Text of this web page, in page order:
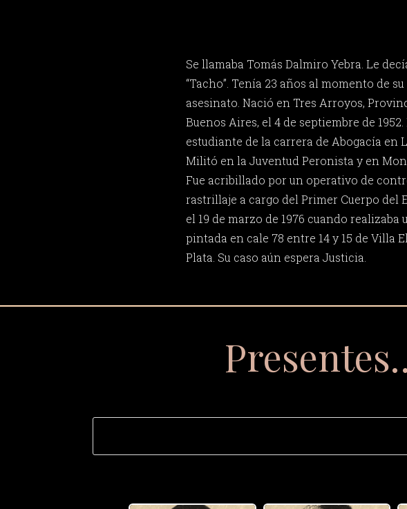
Se llamaba Tomás Dalmiro Yebra. Le
“Tacho”. Tenía 23 años al momento de su
asesinato. Nació en Tres Arroyos,
Buenos Aires, el 4 de septiembre de 1952.
estudiante de la carrera de Abogacía en
Militó en la Juventud Peronista y en
Fue acribillado por un operativo de
rastrillaje a cargo del Primer Cuerpo del
el 19 de marzo de 1976 cuando realizaba
pintada en cale 78 entre 14 y 15 de Villa
Plata. Su caso aún espera Justicia.